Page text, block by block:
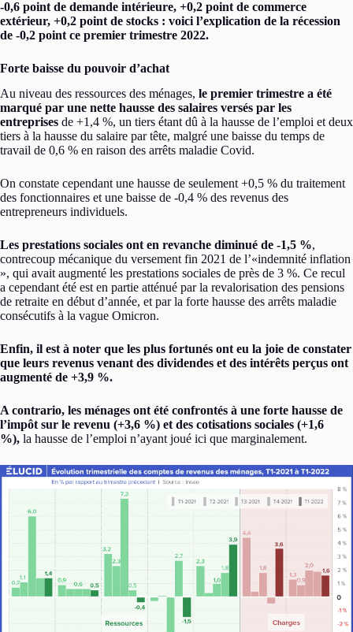
-0,6 point de demande intérieure, +0,2 point de commerce
extérieur, +0,2 point de stocks : voici l’explication de la récession
de -0,2 point ce premier trimestre 2022.
Forte baisse du pouvoir d’achat
Au niveau des ressources des ménages, le premier trimestre a été
marqué par une nette hausse des salaires versés par les
entreprises de +1,4 %, un tiers étant dû à la hausse de l’emploi et deux
tiers à la hausse du salaire par tête, malgré une baisse du temps de
travail de 0,6 % en raison des arrêts maladie Covid.
On constate cependant une hausse de seulement +0,5 % du traitement
des fonctionnaires et une baisse de -0,4 % des revenus des
entrepreneurs individuels.
Les prestations sociales ont en revanche diminué de -1,5 %,
contrecoup mécanique du versement fin 2021 de l’«indemnité inflation
», qui avait augmenté les prestations sociales de près de 3 %. Ce recul
a cependant été est en partie atténué par la revalorisation des pensions
de retraite en début d’année, et par la forte hausse des arrêts maladie
consécutifs à la vague Omicron.
Enfin, il est à noter que les plus fortunés ont eu la joie de constater
que leurs revenus venant des dividendes et des intérêts perçus ont
augmenté de +3,9 %.
A contrario, les ménages ont été confrontés à une forte hausse de
l’impôt sur le revenu (+3,6 %) et des cotisations sociales (+1,6
%), la hausse de l’emploi n’ayant joué ici que marginalement.